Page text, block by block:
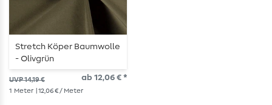
Stretch Köper Baumwolle
- Olivgrün
UVP 14,19 € ab 12,06 € *
1 Meter | 12,06 € / Meter